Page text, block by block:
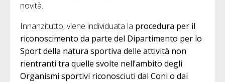
novità.
Innanzitutto, viene individuata la procedura per il
riconoscimento da parte del Dipartimento per lo
Sport della natura sportiva delle attività non
rientranti tra quelle svolte nell’ambito degli
Organismi sportivi riconosciuti dal Coni o dal